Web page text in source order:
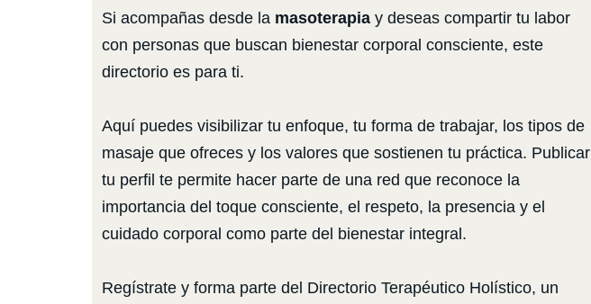
Si acompañas desde la masoterapiay deseas compartir tu labor
con personas que buscan bienestar corporal consciente, este
directorio es para ti.
Aquí puedes visibilizar tu enfoque, tu forma de trabajar, los tipos de
masaje que ofreces y los valores que sostienen tu práctica. Publicar
tu perfil te permite hacer parte de una red que reconoce la
importancia del toque consciente, el respeto, la presencia y el
cuidado corporal como parte del bienestar integral.
Regístrate y forma parte del Directorio Terapéutico Holístico, un